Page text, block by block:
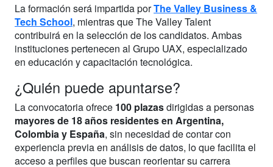
La formación será impartida porThe Valley Business &
Tech School, mientras que The Valley Talent
contribuirá en la selección de los candidatos. Ambas
instituciones pertenecen al Grupo UAX, especializado
en educación y capacitación tecnológica.
¿Quién puede apuntarse?
La convocatoria ofrece 100 plazasdirigidas a personas
mayores de 18 años residentes en Argentina,
Colombia y España, sin necesidad de contar con
experiencia previa en análisis de datos, lo que facilita el
acceso a perfiles que buscan reorientar su carrera